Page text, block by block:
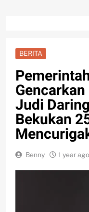
BERITA
Judi
Bekukan
Benny 1 year ago